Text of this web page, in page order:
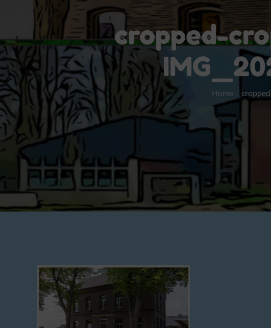
cropped-
Home